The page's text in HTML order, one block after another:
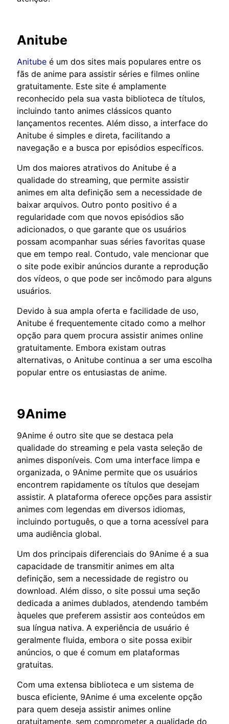
Anitube
Anitube é um dos sites mais populares entre os
fãs de anime para assistir séries e filmes online
gratuitamente. Este site é amplamente
reconhecido pela sua vasta biblioteca de títulos,
incluindo tanto animes clássicos quanto
lançamentos recentes. Além disso, a interface do
Anitube é simples e direta, facilitando a
navegação e a busca por episódios específicos.
Um dos maiores atrativos do Anitube é a
qualidade do streaming, que permite assistir
animes em alta definição sem a necessidade de
baixar arquivos. Outro ponto positivo é a
regularidade com que novos episódios são
adicionados, o que garante que os usuários
possam acompanhar suas séries favoritas quase
que em tempo real. Contudo, vale mencionar que
o site pode exibir anúncios durante a reprodução
dos vídeos, o que pode ser incômodo para alguns
usuários.
Devido à sua ampla oferta e facilidade de uso,
Anitube é frequentemente citado como a melhor
opção para quem procura assistir animes online
gratuitamente. Embora existam outras
alternativas, o Anitube continua a ser uma escolha
popular entre os entusiastas de anime.
9Anime
9Anime é outro site que se destaca pela
qualidade do streaming e pela vasta seleção de
animes disponíveis. Com uma interface limpa e
organizada, o 9Anime permite que os usuários
encontrem rapidamente os títulos que desejam
assistir. A plataforma oferece opções para assistir
animes com legendas em diversos idiomas,
incluindo português, o que a torna acessível para
uma audiência global.
Um dos principais diferenciais do 9Anime é a sua
capacidade de transmitir animes em alta
definição, sem a necessidade de registro ou
download. Além disso, o site possui uma seção
dedicada a animes dublados, atendendo também
àqueles que preferem assistir aos conteúdos em
sua língua nativa. A experiência de usuário é
geralmente fluida, embora o site possa exibir
anúncios, o que é comum em plataformas
gratuitas.
Com uma extensa biblioteca e um sistema de
busca eficiente, 9Anime é uma excelente opção
para quem deseja assistir animes online
gratuitamente, sem comprometer a qualidade do